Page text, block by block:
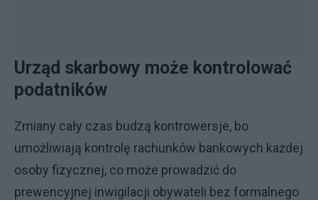
Urząd skarbowy może kontrolować
podatników
Zmiany cały czas budzą kontrowersje, bo
umożliwiają kontrolę rachunków bankowych każdej
osoby fizycznej, co może prowadzić do
prewencyjnej inwigilacji obywateli bez formalnego